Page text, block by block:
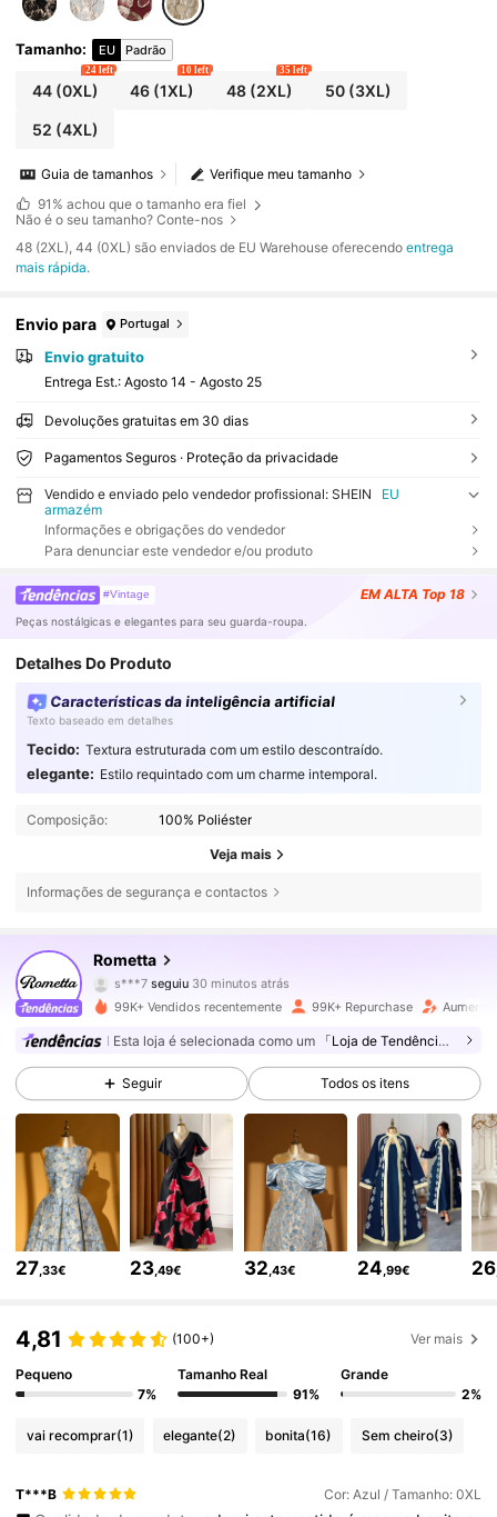
s, Páscoa, Dia Nacional, Ano Novo, encontros român
ticos, Natal, casamentos e para o outono/inverno.
Tamanho: EU Padrão
44(0XL)
24 left
46 (1XL)
10 left
48(2XL)
35 left
50(3XL)
52 (4XL)
Verifique meu tamanho
Guia de tamanhos
91% achou que o tamanho era fiel
Não é o seu tamanho? Conte-nos
​48 (2XL), 44 (0XL) são enviados de EU Warehouse oferecendoentrega
mais rápida.
Envio para Portugal
Envio gratuito
Entrega Est.: Agosto 14 - Agosto 25
Devoluções gratuitas em 30 dias
Pagamentos Seguros · Proteção da privacidade
Vendido e enviado pelo vendedor profissional: SHEIN
EU
armazém
Informações e obrigações do vendedor
Para denunciar este vendedor e/ou produto
#Vintage EM ALTA Top 18
Peças nostálgicas e elegantes para seu guarda-roupa.
Detalhes Do Produto
Características da inteligência artificial
Texto baseado em detalhes
Tecido: Textura estruturada com um estilo descontraído.
elegante: Estilo requintado com um charme intemporal.
Composição: 100% Poliéster
Veja mais
Informações de segurança e contactos
Rometta
s***7seguiu
i***5está a navegar
4,75
92K Seguidores
4,75 92K Seguidores
4,75 92K Seguidores
4,75 92K Seguidores
92K Seguidores
92K Seguidores
99K+ Vendidos recentemente 99K+ Repurchase
Esta loja é selecionada como um 「Loja de Tendências」
Seguir Todos os itens
27,33€ 23,49€ 32,43€ 24,99€ 26
4,81 (100+) Ver mais
Pequeno
7%
Tamanho Real
91%
Grande
2%
vai recomprar(1) elegante(2) bonita(16) Sem cheiro(3)
T***B Cor: Azul / Tamanho: 0XL